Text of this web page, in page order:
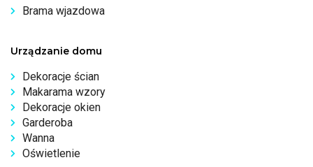
Brama wjazdowa
Urządzanie domu
Dekoracje ścian
Makarama wzory
Dekoracje okien
Garderoba
Wanna
Oświetlenie